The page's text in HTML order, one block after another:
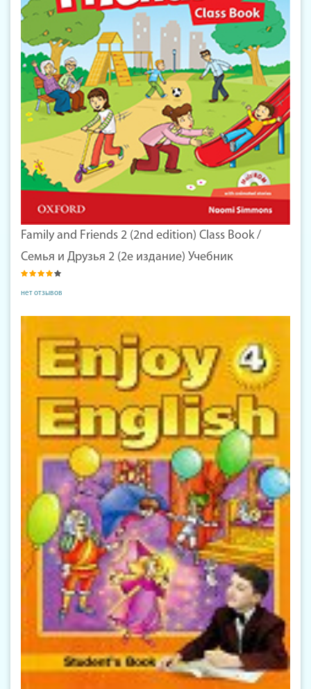
Family and Friends 2 (2nd edition) Class Book /
Семья и Друзья 2 (2е издание) Учебник
нет отзывов